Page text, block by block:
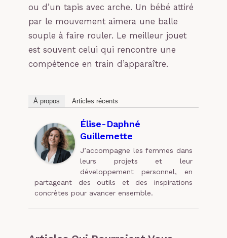
ou d’un tapis avec arche. Un bébé attiré
par le mouvement aimera une balle
souple à faire rouler. Le meilleur jouet
est souvent celui qui rencontre une
compétence en train d’apparaître.
À propos Articles récents
Élise-Daphné
Guillemette
J’accompagne les femmes dans
leurs projets et leur
développement personnel, en
partageant des outils et des inspirations
concrètes pour avancer ensemble.